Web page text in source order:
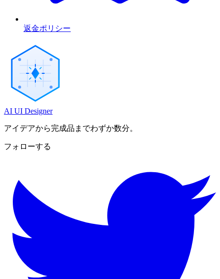
返金ポリシー
AI UI Designer
アイデアから完成品までわずか数分。
フォローする